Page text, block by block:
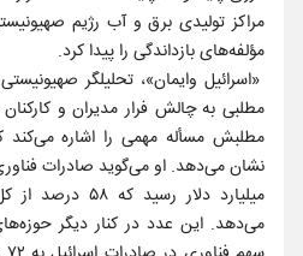
مراکز تولیدی برق و آب رژیم
مؤلفه‌های بازداندگی را پیدا کرد.
«اسرائیل وایمان»، تحلیلگر
مطلبی به چالش فرار مدیران و
مطلبش مسأله مهمی را اشاره می‌کند
میلیارد دلار
می‌دهد. این عدد در کنار دیگر